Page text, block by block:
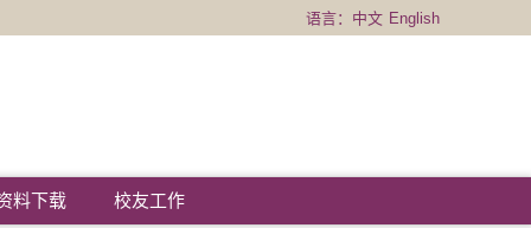
语言： 中文 English
料下载 校友工作